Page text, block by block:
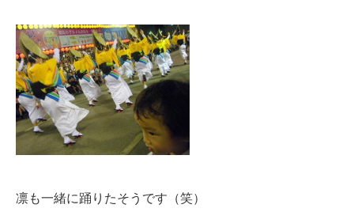
凛も一緒に踊りたそうです（笑）